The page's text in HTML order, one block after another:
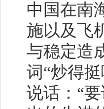
中国在南
施以及飞
与稳定造
词“炒得
说话：“